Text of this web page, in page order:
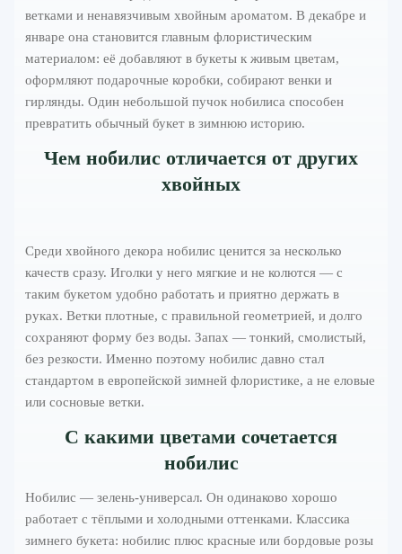
ветками и ненавязчивым хвойным ароматом. В декабре и
январе она становится главным флористическим
материалом: её добавляют в букеты к живым цветам,
оформляют подарочные коробки, собирают венки и
гирлянды. Один небольшой пучок нобилиса способен
превратить обычный букет в зимнюю историю.
Чем нобилис отличается от других
хвойных
Среди хвойного декора нобилис ценится за несколько
качеств сразу. Иголки у него мягкие и не колются — с
таким букетом удобно работать и приятно держать в
руках. Ветки плотные, с правильной геометрией, и долго
сохраняют форму без воды. Запах — тонкий, смолистый,
без резкости. Именно поэтому нобилис давно стал
стандартом в европейской зимней флористике, а не еловые
или сосновые ветки.
С какими цветами сочетается
нобилис
Нобилис — зелень-универсал. Он одинаково хорошо
работает с тёплыми и холодными оттенками. Классика
зимнего букета: нобилис плюс красные или бордовые розы